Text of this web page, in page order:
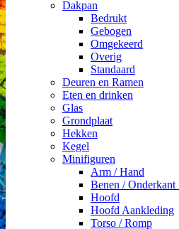
Dakpan
Bedrukt
Gebogen
Omgekeerd
Overig
Standaard
Deuren en Ramen
Eten en drinken
Glas
Grondplaat
Hekken
Kegel
Minifiguren
Arm / Hand
Benen /
Hoofd
Hoofd Aankleding
Torso / Romp